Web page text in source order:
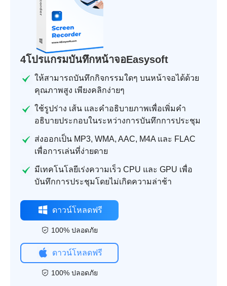
4โปรแกรมบันทึกหน้าจอEasysoft
ให้สามารถบันทึกกิจกรรมใดๆ บนหน้าจอได้ด้วย
คุณภาพสูง เพียงคลิกง่ายๆ
ใช้รูปร่าง เส้น และคำอธิบายภาพเพื่อเพิ่มคำ
อธิบายประกอบในระหว่างการบันทึกการประชุม
ส่งออกเป็น MP3, WMA, AAC, M4A และ FLAC
เพื่อการเล่นที่ง่ายดาย
มีเทคโนโลยีเร่งความเร็ว CPU และ GPU เพื่อ
บันทึกการประชุมโดยไม่เกิดความล่าช้า
ดาวน์โหลดฟรี
100% ปลอดภัย
ดาวน์โหลดฟรี
100% ปลอดภัย